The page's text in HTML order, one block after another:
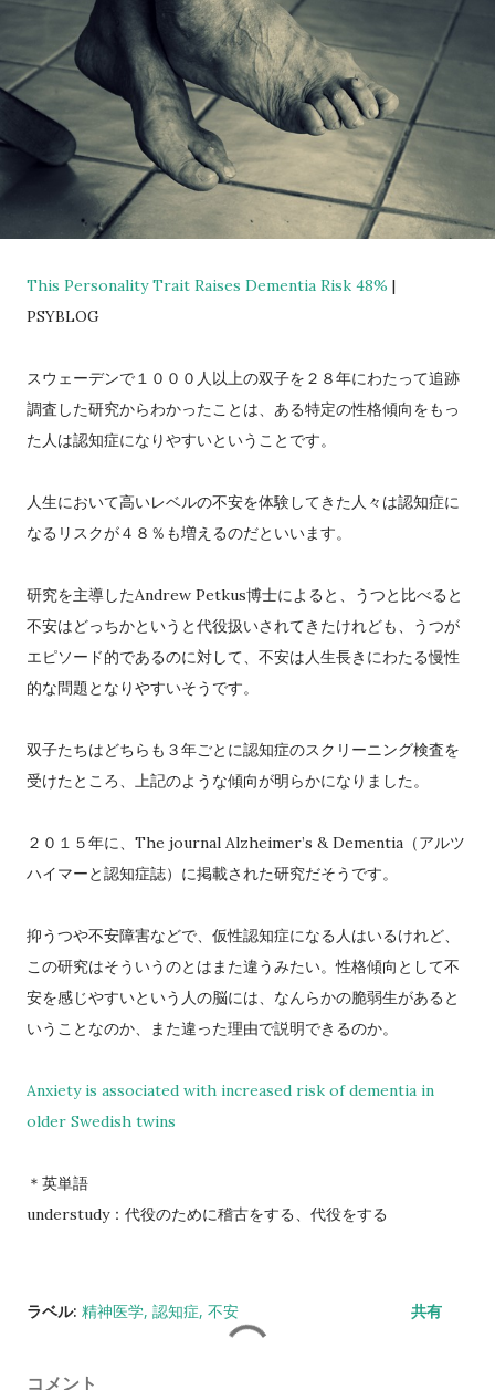
This Personality Trait Raises Dementia Risk 48% |
PSYBLOG
スウェーデンで１０００人以上の双子を２８年にわたって追跡
調査した研究からわかったことは、ある特定の性格傾向をもっ
た人は認知症になりやすいということです。
人生において高いレベルの不安を体験してきた人々は認知症に
なるリスクが４８％も増えるのだといいます。
研究を主導したAndrew Petkus博士によると、うつと比べると
不安はどっちかというと代役扱いされてきたけれども、うつが
エピソード的であるのに対して、不安は人生長きにわたる慢性
的な問題となりやすいそうです。
双子たちはどちらも３年ごとに認知症のスクリーニング検査を
受けたところ、上記のような傾向が明らかになりました。
２０１５年に、The journal Alzheimer’s & Dementia（アルツ
ハイマーと認知症誌）に掲載された研究だそうです。
抑うつや不安障害などで、仮性認知症になる人はいるけれど、
この研究はそういうのとはまた違うみたい。性格傾向として不
安を感じやすいという人の脳には、なんらかの脆弱生があると
いうことなのか、また違った理由で説明できるのか。
Anxiety is associated with increased risk of dementia in
older Swedish twins
＊英単語
understudy：代役のために稽古をする、代役をする
ラベル: 精神医学 認知症 不安 共有
コメント